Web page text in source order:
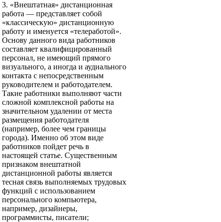
3. «Внештатная» дистанционная
работа — представляет собой
«классическую» дистанционную
работу и именуется «телеработой».
Основу данного вида работников
составляет квалифицированный
персонал, не имеющий прямого
визуального, а иногда и аудиального
контакта с непосредственным
руководителем и работодателем.
Такие работники выполняют части
сложной комплексной работы на
значительном удалении от места
размещения работодателя
(например, более чем границы
города). Именно об этом виде
работников пойдет речь в
настоящей статье. Существенным
признаком внештатной
дистанционной работы является
тесная связь выполняемых трудовых
функций с использованием
персонального компьютера,
например, дизайнеры,
программисты, писатели;